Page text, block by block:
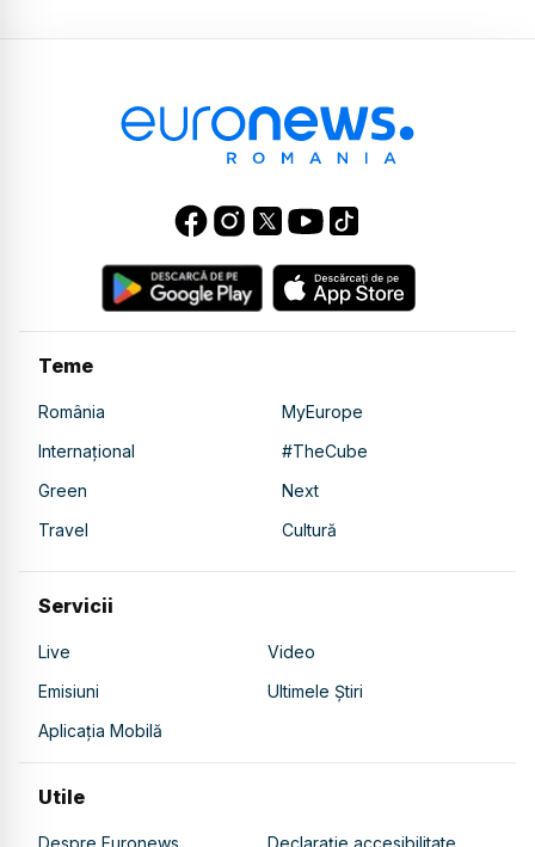
Teme
România
MyEurope
Internațional
#TheCube
Green
Next
Travel
Cultură
Servicii
Live
Video
Emisiuni
Ultimele Știri
Aplicația Mobilă
Utile
Despre Euronews Declarație accesibilitate